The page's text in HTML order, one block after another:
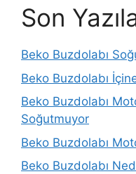
Son
Beko Buzdolabı
Beko Buzdolabı
Beko Buzdolabı
Soğutmuyor
Beko Buzdolabı
Beko Buzdolabı